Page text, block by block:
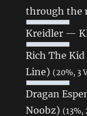
through the
Kreidler —
Rich The
Line) (20%, 3
Dragan
Noobz) (13%,